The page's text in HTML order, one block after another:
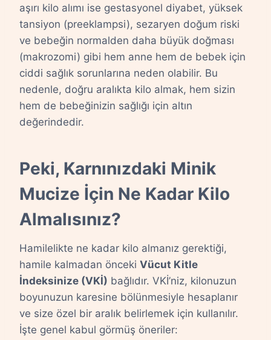
aşırı kilo alımı ise gestasyonel diyabet, yüksek
tansiyon (preeklampsi), sezaryen doğum riski
ve bebeğin normalden daha büyük doğması
(makrozomi) gibi hem anne hem de bebek için
ciddi sağlık sorunlarına neden olabilir. Bu
nedenle, doğru aralıkta kilo almak, hem sizin
hem de bebeğinizin sağlığı için altın
değerindedir.
Peki, Karnınızdaki Minik
Mucize İçin Ne Kadar Kilo
Almalısınız?
Hamilelikte ne kadar kilo almanız gerektiği,
hamile kalmadan önceki Vücut Kitle
İndeksinize (VKİ) bağlıdır. VKİ’niz, kilonuzun
boyunuzun karesine bölünmesiyle hesaplanır
ve size özel bir aralık belirlemek için kullanılır.
İşte genel kabul görmüş öneriler: